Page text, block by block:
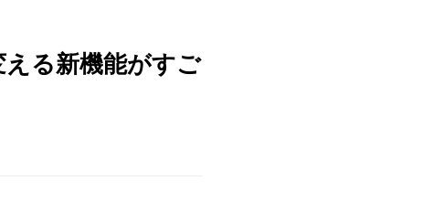
る新機能がすご